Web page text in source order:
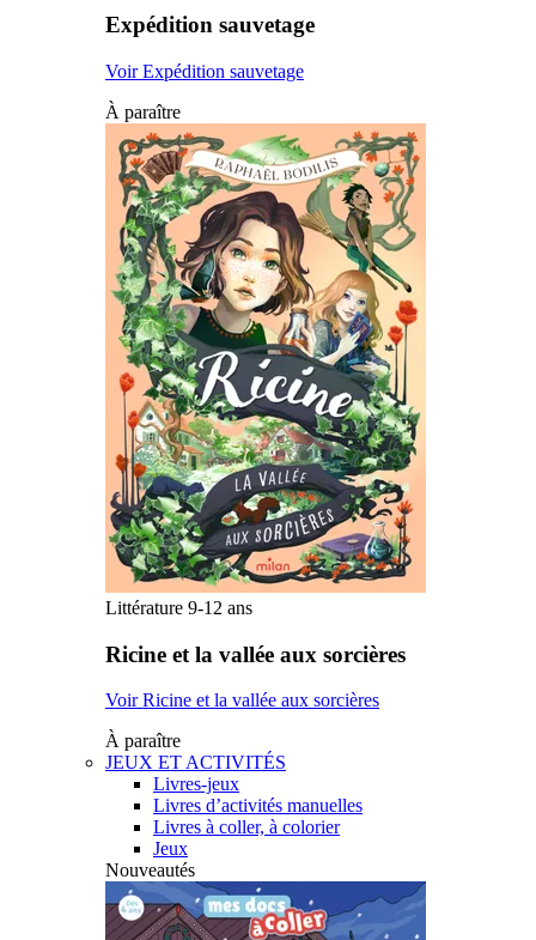
Expédition sauvetage
Voir Expédition sauvetage
À paraître
Littérature 9-12 ans
Ricine et la vallée aux sorcières
Voir Ricine et la vallée aux sorcières
À paraître
JEUX ET ACTIVITÉS
Livres-jeux
Livres d’activités manuelles
Livres à coller, à colorier
Jeux
Nouveautés